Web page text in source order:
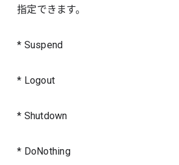
指定できます。
* Suspend
* Logout
* Shutdown
* DoNothing